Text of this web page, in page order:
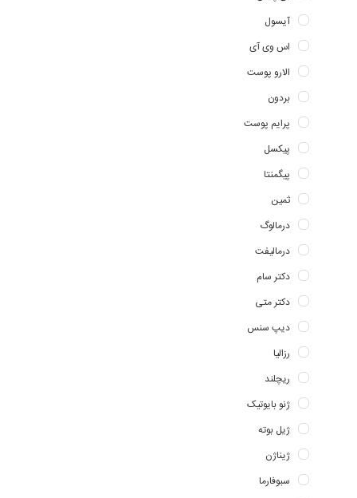
آیسول
اس وی آی
الارو پوست
بردون
پرایم پوست
پیکسل
پیگمنتا
ثمین
درمالوگ
درمالیفت
دکتر سام
دکتر متی
دیپ سنس
رزالیا
ریچلند
ژنو بایوتیک
ژیل بوته
ژیناژن
سبوفارما